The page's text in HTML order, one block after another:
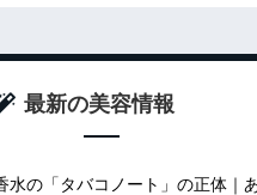
最新の美容情報
水の「タバコノート」の正体｜